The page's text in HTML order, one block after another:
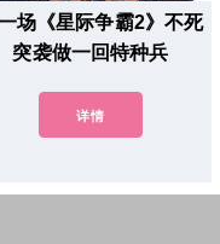
场《星际争霸2》不死
突袭做一回特种兵
详情